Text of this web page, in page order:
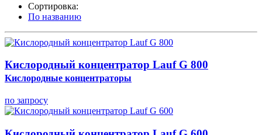
Сортировка:
По названию
Кислородный концентратор Lauf G 800
Kислородные концентраторы
по запросу